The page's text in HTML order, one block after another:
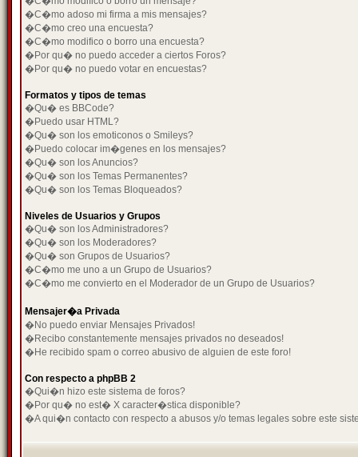
�C�mo adoso mi firma a mis mensajes?
�C�mo creo una encuesta?
�C�mo modifico o borro una encuesta?
�Por qu� no puedo acceder a ciertos Foros?
�Por qu� no puedo votar en encuestas?
Formatos y tipos de temas
�Qu� es BBCode?
�Puedo usar HTML?
�Qu� son los emoticonos o Smileys?
�Puedo colocar im�genes en los mensajes?
�Qu� son los Anuncios?
�Qu� son los Temas Permanentes?
�Qu� son los Temas Bloqueados?
Niveles de Usuarios y Grupos
�Qu� son los Administradores?
�Qu� son los Moderadores?
�Qu� son Grupos de Usuarios?
�C�mo me uno a un Grupo de Usuarios?
�C�mo me convierto en el Moderador de un Grupo de Usuarios?
Mensajer�a Privada
�No puedo enviar Mensajes Privados!
�Recibo constantemente mensajes privados no deseados!
�He recibido spam o correo abusivo de alguien de este foro!
Con respecto a phpBB 2
�Qui�n hizo este sistema de foros?
�Por qu� no est� X caracter�stica disponible?
�A qui�n contacto con respecto a abusos y/o temas legales sobre este